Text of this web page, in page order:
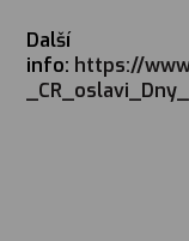
Další
info: https://